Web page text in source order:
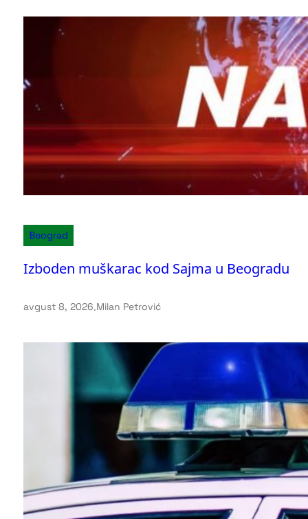
Beograd
Izboden muškarac kod Sajma u Beogradu
avgust 8, 2026.Milan Petrović